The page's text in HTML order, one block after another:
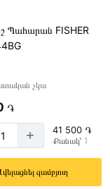
Պահարան FISHER
չկա
֏
41 500 ֏
Քանակ՝ 1
զամբյուղ